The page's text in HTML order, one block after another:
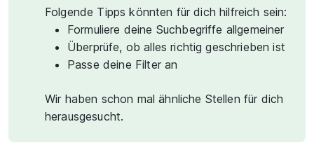
Folgende Tipps könnten für dich hilfreich sein:
Formuliere deine Suchbegriffe allgemeiner
Überprüfe, ob alles richtig geschrieben ist
Passe deine Filter an
Wir haben schon mal ähnliche Stellen für dich
herausgesucht.